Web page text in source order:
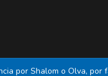
por Shalom o Olva,